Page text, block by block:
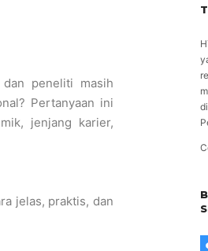
peneliti masih
Pertanyaan ini
jenjang karier,
jelas, praktis, dan